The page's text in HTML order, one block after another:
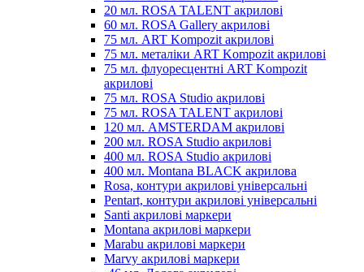
20 мл. ROSA TALENT акрилові
60 мл. ROSA Gallery акрилові
75 мл. ART Kompozit акрилові
75 мл. металіки ART Kompozit акрилові
75 мл. флуоресцентні ART Kompozit
акрилові
75 мл. ROSA Studio акрилові
75 мл. ROSA TALENT акрилові
120 мл. AMSTERDAM акрилові
200 мл. ROSA Studio акрилові
400 мл. ROSA Studio акрилові
400 мл. Montana BLACK акрилова
Rosa, контури акрилові універсальні
Pentart, контури акрилові універсальні
Santi акрилові маркери
Montana акрилові маркери
Marabu акрилові маркери
Marvy акрилові маркери